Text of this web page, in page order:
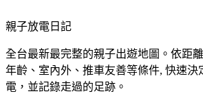
親子放電日記
全台最新最完整的親子出遊地圖。依距
年齡、室內外、推車友善等條件, 快速決
電，並記錄走過的足跡。